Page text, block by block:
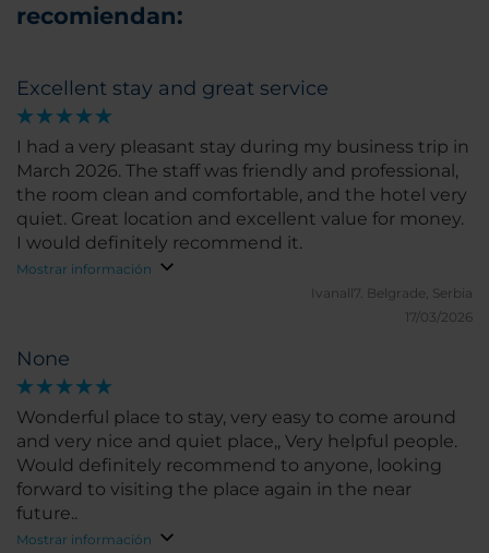
recomiendan:
Excellent stay and great service
I had a very pleasant stay during my business trip in
March 2026. The staff was friendly and professional,
the room clean and comfortable, and the hotel very
quiet. Great location and excellent value for money.
I would definitely recommend it.
Mostrar información
Ivanall7. Belgrade, Serbia
17/03/2026
None
Wonderful place to stay, very easy to come around
and very nice and quiet place,, Very helpful people.
Would definitely recommend to anyone, looking
forward to visiting the place again in the near
future..
Mostrar información